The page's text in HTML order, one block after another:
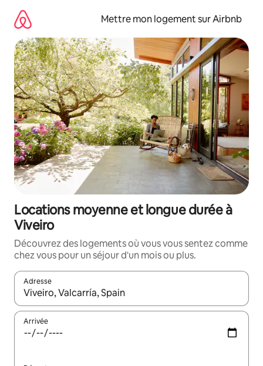
directement
contenu
Mettre mon logement sur Airbnb
Locations moyenne et longue durée à
Viveiro
Découvrez des logements où vous vous sentez comme
chez vous pour un séjour d'un mois ou plus.
Adresse
Lorsque les résultats s'affichent, utilisez les flèches vers le
Arrivée